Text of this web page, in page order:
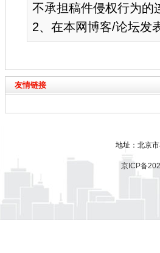
不承担稿件侵权行为的
2、在本网博客/论坛发
友情链接
地址：北京
京ICP备